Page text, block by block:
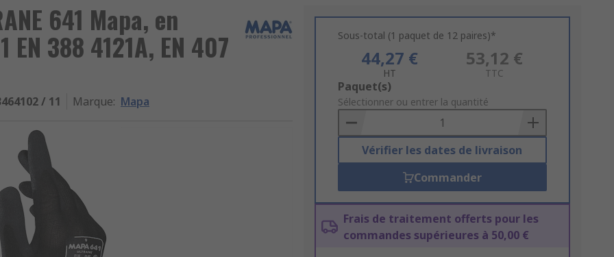
641 Mapa, en
388 4121A, EN 407
/ 11 Marque: Mapa
Sous-total (1 paquet de 12 paires)*
44,27 €
HT
53,12 €
TTC
Add
to
Basket
Paquet(s)
Sélectionner ou entrer la quantité
Vérifier les dates de livraison
Commander
Frais de traitement offerts pour les
commandes supérieures à 50,00 €